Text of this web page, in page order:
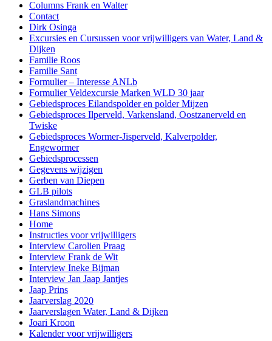
Columns Frank en Walter
Contact
Dirk Osinga
Excursies en Cursussen voor vrijwilligers van Water, Land &
Dijken
Familie Roos
Familie Sant
Formulier – Interesse ANLb
Formulier Veldexcursie Marken WLD 30 jaar
Gebiedsproces Eilandspolder en polder Mijzen
Gebiedsproces Ilperveld, Varkensland, Oostzanerveld en
Twiske
Gebiedsproces Wormer-Jisperveld, Kalverpolder,
Engewormer
Gebiedsprocessen
Gegevens wijzigen
Gerben van Diepen
GLB pilots
Graslandmachines
Hans Simons
Home
Instructies voor vrijwilligers
Interview Carolien Praag
Interview Frank de Wit
Interview Ineke Bijman
Interview Jan Jaap Jantjes
Jaap Prins
Jaarverslag 2020
Jaarverslagen Water, Land & Dijken
Joari Kroon
Kalender voor vrijwilligers